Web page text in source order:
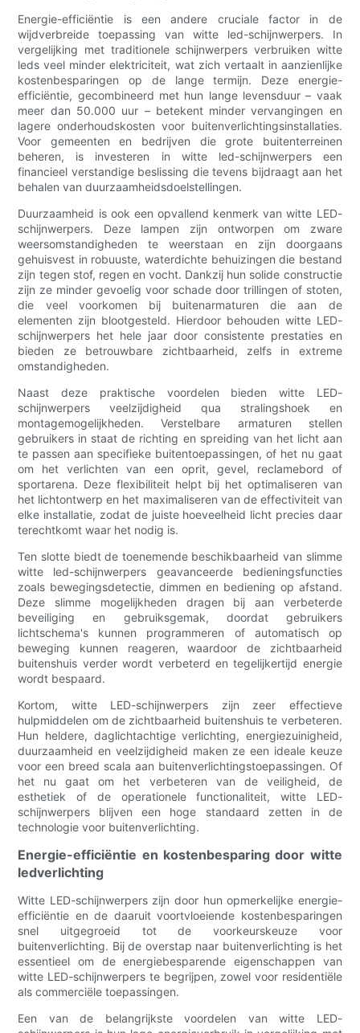
Energie-efficiëntie is een andere cruciale factor in de
wijdverbreide toepassing van witte led-schijnwerpers. In
vergelijking met traditionele schijnwerpers verbruiken witte
leds veel minder elektriciteit, wat zich vertaalt in aanzienlijke
kostenbesparingen op de lange termijn. Deze energie-
efficiëntie, gecombineerd met hun lange levensduur – vaak
meer dan 50.000 uur – betekent minder vervangingen en
lagere onderhoudskosten voor buitenverlichtingsinstallaties.
Voor gemeenten en bedrijven die grote buitenterreinen
beheren, is investeren in witte led-schijnwerpers een
financieel verstandige beslissing die tevens bijdraagt ​​aan het
behalen van duurzaamheidsdoelstellingen.
Duurzaamheid is ook een opvallend kenmerk van witte LED-
schijnwerpers. Deze lampen zijn ontworpen om zware
weersomstandigheden te weerstaan ​​en zijn doorgaans
gehuisvest in robuuste, waterdichte behuizingen die bestand
zijn tegen stof, regen en vocht. Dankzij hun solide constructie
zijn ze minder gevoelig voor schade door trillingen of stoten,
die veel voorkomen bij buitenarmaturen die aan de
elementen zijn blootgesteld. Hierdoor behouden witte LED-
schijnwerpers het hele jaar door consistente prestaties en
bieden ze betrouwbare zichtbaarheid, zelfs in extreme
omstandigheden.
Naast deze praktische voordelen bieden witte LED-
schijnwerpers veelzijdigheid qua stralingshoek en
montagemogelijkheden. Verstelbare armaturen stellen
gebruikers in staat de richting en spreiding van het licht aan
te passen aan specifieke buitentoepassingen, of het nu gaat
om het verlichten van een oprit, gevel, reclamebord of
sportarena. Deze flexibiliteit helpt bij het optimaliseren van
het lichtontwerp en het maximaliseren van de effectiviteit van
elke installatie, zodat de juiste hoeveelheid licht precies daar
terechtkomt waar het nodig is.
Ten slotte biedt de toenemende beschikbaarheid van slimme
witte led-schijnwerpers geavanceerde bedieningsfuncties
zoals bewegingsdetectie, dimmen en bediening op afstand.
Deze slimme mogelijkheden dragen bij aan verbeterde
beveiliging en gebruiksgemak, doordat gebruikers
lichtschema's kunnen programmeren of automatisch op
beweging kunnen reageren, waardoor de zichtbaarheid
buitenshuis verder wordt verbeterd en tegelijkertijd energie
wordt bespaard.
Kortom, witte LED-schijnwerpers zijn zeer effectieve
hulpmiddelen om de zichtbaarheid buitenshuis te verbeteren.
Hun heldere, daglichtachtige verlichting, energiezuinigheid,
duurzaamheid en veelzijdigheid maken ze een ideale keuze
voor een breed scala aan buitenverlichtingstoepassingen. Of
het nu gaat om het verbeteren van de veiligheid, de
esthetiek of de operationele functionaliteit, witte LED-
schijnwerpers blijven een hoge standaard zetten in de
technologie voor buitenverlichting.
Energie-efficiëntie en kostenbesparing door witte
ledverlichting
Witte LED-schijnwerpers zijn door hun opmerkelijke energie-
efficiëntie en de daaruit voortvloeiende kostenbesparingen
snel uitgegroeid tot de voorkeurskeuze voor
buitenverlichting. Bij de overstap naar buitenverlichting is het
essentieel om de energiebesparende eigenschappen van
witte LED-schijnwerpers te begrijpen, zowel voor residentiële
als commerciële toepassingen.
Een van de belangrijkste voordelen van witte LED-